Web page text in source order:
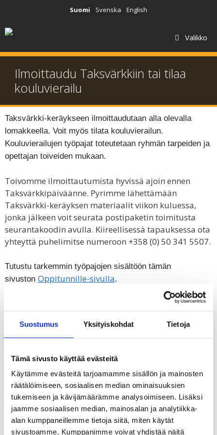
Suostumus Yksityiskohdat Tietoja
Tämä sivusto käyttää evästeitä
Käytämme evästeitä tarjoamamme sisällön ja mainosten
räätälöimiseen, sosiaalisen median ominaisuuksien
tukemiseen ja kävijämäärämme analysoimiseen. Lisäksi
jaamme sosiaalisen median, mainosalan ja analytiikka-
alan kumppaneillemme tietoja siitä, miten käytät
sivustoamme. Kumppanimme voivat yhdistää näitä
Suomi Svenska English
Valikko
Ilmoittaudu Taksvärkkiin tai tilaa
kouluvierailu
Taksvärkki-keräykseen ilmoittaudutaan alla olevalla
lomakkeella. Voit myös tilata kouluvierailun.
Kouluvierailujen työpajat toteutetaan ryhmän tarpeiden ja
opettajan toiveiden mukaan.
Toivomme ilmoittautumista hyvissä ajoin ennen
Taksvärkkipäiväänne. Pyrimme lähettämään
Taksvärkki-keräyksen materiaalit viikon kuluessa,
jonka jälkeen voit seurata postipaketin toimitusta
seurantakoodin avulla. Kiireellisessä tapauksessa ota
yhteyttä puhelimitse numeroon +358 (0) 50 341 5507.
Tutustu tarkemmin työpajojen sisältöön tämän
sivuston Oppitunnille-sivulla.
ILMOITTAUTUMISLOMAKE TAKSVÄRKKI
Ihmiset ympärilläni saavat minut tuntemaan oloni
turvalliseksi. Undugu-järjestö on luonut meille
mahdollisuuden perustaa oma yhdistys. Sekin saa
minut tuntemaan oloni turvalliseksi.”